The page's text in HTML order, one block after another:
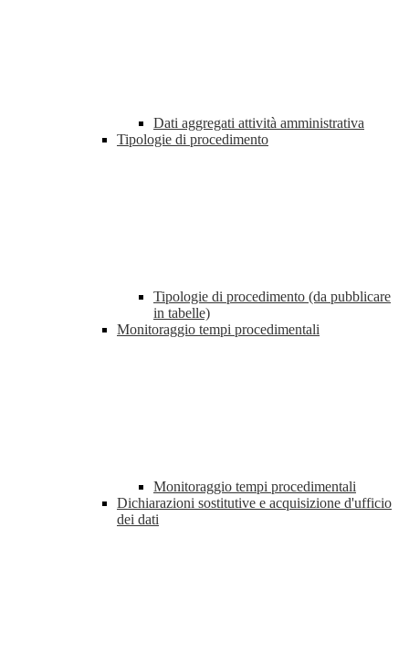
Dati aggregati attività amministrativa
Tipologie di procedimento
Tipologie di procedimento (da pubblicare
in tabelle)
Monitoraggio tempi procedimentali
Monitoraggio tempi procedimentali
Dichiarazioni sostitutive e acquisizione d'ufficio
dei dati